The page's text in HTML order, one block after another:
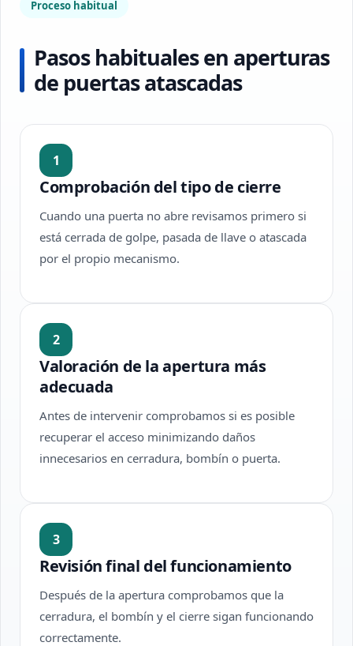
Proceso habitual
Pasos habituales en aperturas
de puertas atascadas
1
Comprobación del tipo de cierre
Cuando una puerta no abre revisamos primero si
está cerrada de golpe, pasada de llave o atascada
por el propio mecanismo.
2
Valoración de la apertura más
adecuada
Antes de intervenir comprobamos si es posible
recuperar el acceso minimizando daños
innecesarios en cerradura, bombín o puerta.
3
Revisión final del funcionamiento
Después de la apertura comprobamos que la
cerradura, el bombín y el cierre sigan funcionando
correctamente.